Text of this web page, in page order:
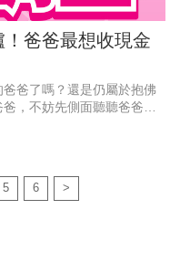
爸爸最想收現金
爸了嗎？還是仍屬於抱佛
，不妨先側面聽聽爸爸心
爸最期待收到的禮物第一
可說是個好消息，包個大
5 6 >